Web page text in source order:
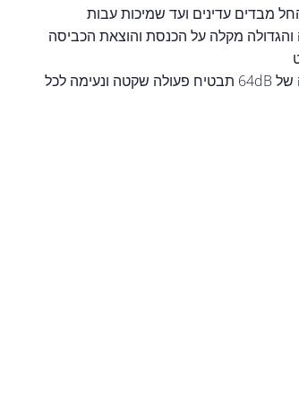
מקלה על הכנסת והוצאת הכביסה
מערכת אוורור ורגליות מתכווננות מאפשרות התאמה נוחה לכל חלל, ועוצמת רעש נמוכה של 64dB תבטיח פעולה שקטה ונעימה לכל